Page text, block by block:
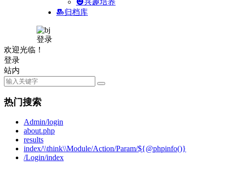
兴趣培养
归档库
登录
欢迎光临！
登录
站内
热门搜索
Admin/login
about.php
results
index/\\think\\Module/Action/Param/${@phpinfo()}
/Login/index